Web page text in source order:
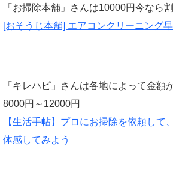
「お掃除本舗」さんは10000円今なら
[おそうじ本舗] エアコンクリーニング
「キレハピ」さんは各地によって金額
8000円～12000円
【生活手帖】プロにお掃除を依頼して
体感してみよう